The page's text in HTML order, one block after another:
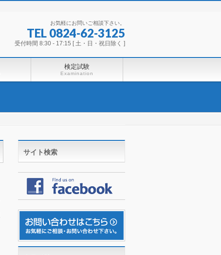
お気軽にお問いご相談下さい。
TEL 0824-62-3125
受付時間 8:30 - 17:15 [ 土・日・祝日除く ]
検定試験
Examination
サイト検索